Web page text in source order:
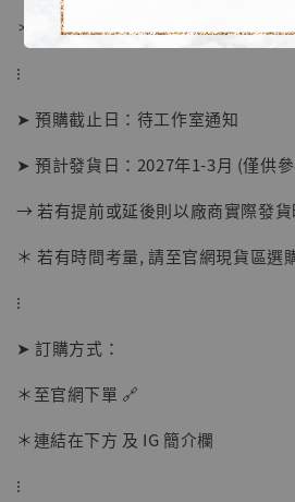
【店內現貨】海賊王 系列蒐
摩 [7STARS Studio]
＊ 刷卡免手續費
⁝
➤ 預購截止日：待工作室通知
➤ 預計發貨日：2027年1-3月 (僅供
→ 若有提前或延後則以廠商實際發貨
＊ 若有時間考量, 請至官網現貨區選
⁝
➤ 訂購方式：
＊至官網下單 🔗
＊連結在下方 及 IG 簡介欄
⁝